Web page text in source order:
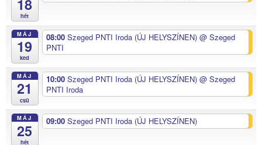
18
hét
MÁJ
19
ked
08:00 Szeged PNTI Iroda (ÚJ HELYSZÍNEN) @ Szeged
PNTI
MÁJ
21
csü
10:00 Szeged PNTI Iroda (ÚJ HELYSZÍNEN) @ Szeged
PNTI Iroda
MÁJ
25
hét
09:00 Szeged PNTI Iroda (ÚJ HELYSZÍNEN)